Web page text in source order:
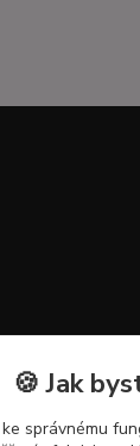
🍪 Jak
správnému